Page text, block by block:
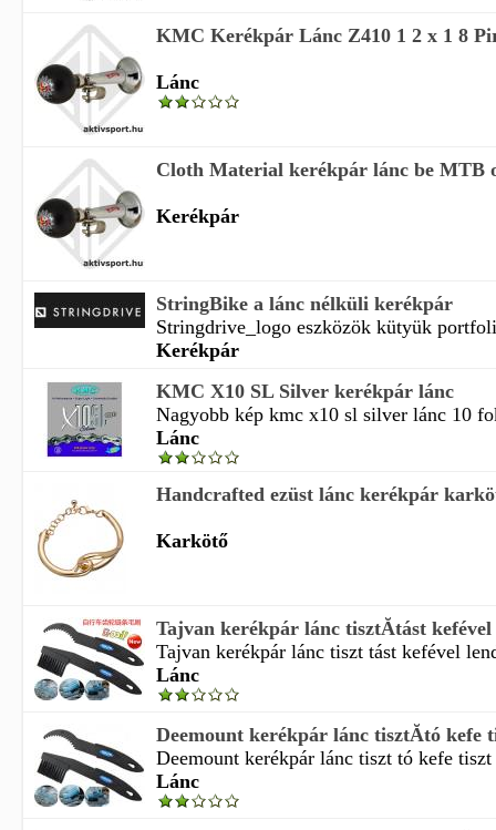
KMC Kerékpár Lánc Z410 1 2 x 1 8
Lánc
Cloth Material kerékpár lánc be MTB
Kerékpár
StringBike a lánc nélküli kerékpár
Stringdrive_logo eszközök kütyük
Kerékpár
KMC X10 SL Silver kerékpár lánc
Nagyobb kép kmc x10 sl silver lánc 10
Lánc
Handcrafted ezüst lánc kerékpár
Karkötő
Tajvan kerékpár lánc tisztĂ­tást
Tajvan kerékpár lánc tiszt tást kefével
Lánc
Deemount kerékpár lánc tisztĂ­tó kefe
Deemount kerékpár lánc tiszt tó kefe
Lánc